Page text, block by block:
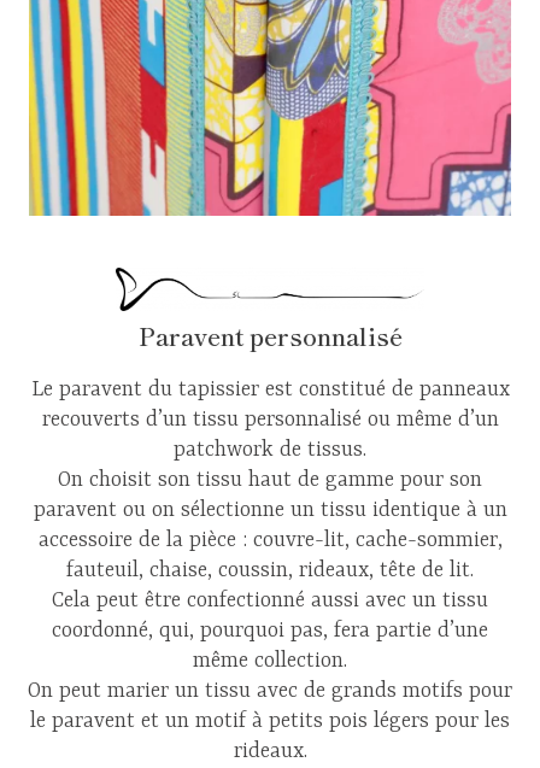
Paravent personnalisé
Le paravent du tapissier est constitué de panneaux
recouverts d’un tissu personnalisé ou même d’un
patchwork de tissus.
On choisit son tissu haut de gamme pour son
paravent ou on sélectionne un tissu identique à un
accessoire de la pièce : couvre-lit, cache-sommier,
fauteuil, chaise, coussin, rideaux, tête de lit.
Cela peut être confectionné aussi avec un tissu
coordonné, qui, pourquoi pas, fera partie d’une
même collection.
On peut marier un tissu avec de grands motifs pour
le paravent et un motif à petits pois légers pour les
rideaux.